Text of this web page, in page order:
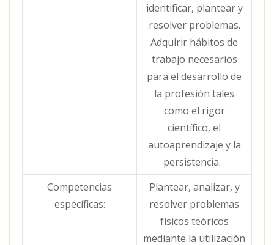
identificar, plantear y
resolver problemas.
Adquirir hábitos de
trabajo necesarios
para el desarrollo de
la profesión tales
como el rigor
científico, el
autoaprendizaje y la
persistencia.
Competencias
específicas:
Plantear, analizar, y
resolver problemas
físicos teóricos
mediante la utilización